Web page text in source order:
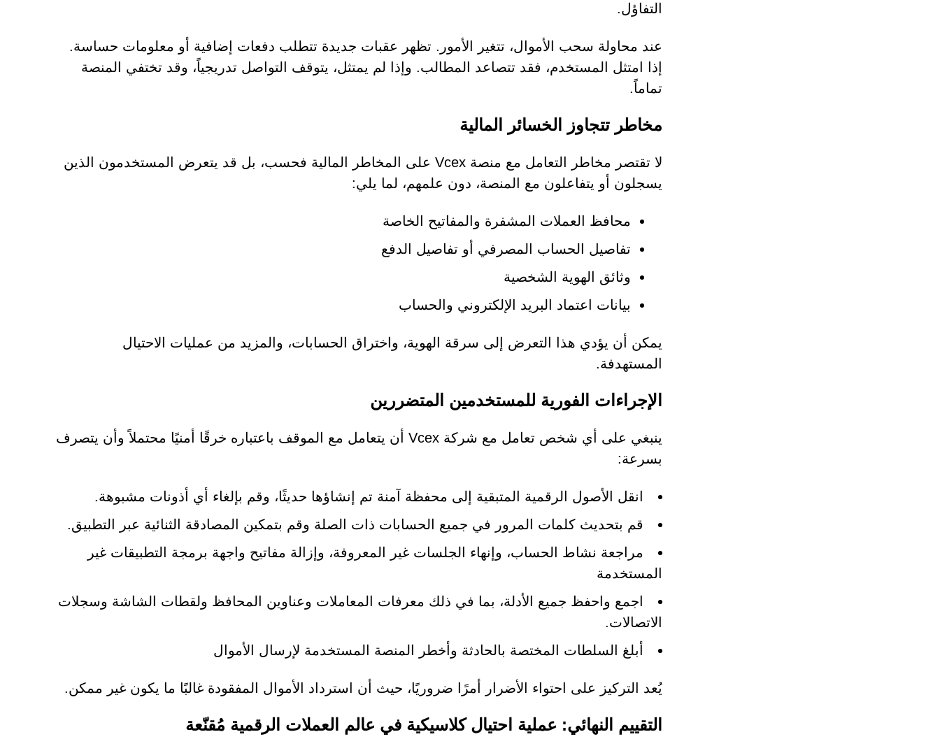
التفاؤل.
عند محاولة سحب الأموال، تتغير الأمور. تظهر عقبات جديدة تتطلب دفعات إضافية أو معلومات حساسة.
إذا امتثل المستخدم، فقد تتصاعد المطالب. وإذا لم يمتثل، يتوقف التواصل تدريجياً، وقد تختفي المنصة
تماماً.
مخاطر تتجاوز الخسائر المالية
لا تقتصر مخاطر التعامل مع منصة Vcex على المخاطر المالية فحسب، بل قد يتعرض المستخدمون الذين
يسجلون أو يتفاعلون مع المنصة، دون علمهم، لما يلي:
محافظ العملات المشفرة والمفاتيح الخاصة
تفاصيل الحساب المصرفي أو تفاصيل الدفع
وثائق الهوية الشخصية
بيانات اعتماد البريد الإلكتروني والحساب
يمكن أن يؤدي هذا التعرض إلى سرقة الهوية، واختراق الحسابات، والمزيد من عمليات الاحتيال
المستهدفة.
الإجراءات الفورية للمستخدمين المتضررين
ينبغي على أي شخص تعامل مع شركة Vcex أن يتعامل مع الموقف باعتباره خرقًا أمنيًا محتملاً وأن يتصرف
بسرعة:
انقل الأصول الرقمية المتبقية إلى محفظة آمنة تم إنشاؤها حديثًا، وقم بإلغاء أي أذونات مشبوهة.
قم بتحديث كلمات المرور في جميع الحسابات ذات الصلة وقم بتمكين المصادقة الثنائية عبر التطبيق.
مراجعة نشاط الحساب، وإنهاء الجلسات غير المعروفة، وإزالة مفاتيح واجهة برمجة التطبيقات غير
المستخدمة
اجمع واحفظ جميع الأدلة، بما في ذلك معرفات المعاملات وعناوين المحافظ ولقطات الشاشة وسجلات
الاتصالات.
أبلغ السلطات المختصة بالحادثة وأخطر المنصة المستخدمة لإرسال الأموال
يُعد التركيز على احتواء الأضرار أمرًا ضروريًا، حيث أن استرداد الأموال المفقودة غالبًا ما يكون غير ممكن.
التقييم النهائي: عملية احتيال كلاسيكية في عالم العملات الرقمية مُقنّعة